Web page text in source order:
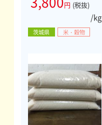
円 (税抜)
/kg
茨城県 米・穀物